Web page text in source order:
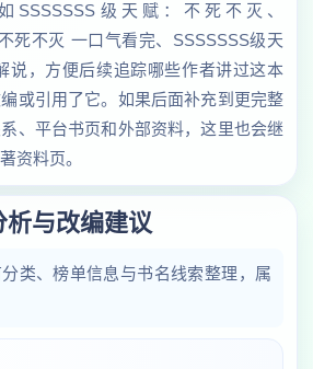
SSSSSSS级天赋：不死不灭、
死不灭 一口气看完、SSSSSSS级天
说，方便后续追踪哪些作者讲过这本
或引用了它。如果后面补充到更完整
、平台书页和外部资料，这里也会继
资料页。
析与改编建议
类、榜单信息与书名线索整理，属